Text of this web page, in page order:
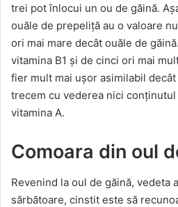
trei pot înlocui un ou de găină.
ouăle de prepeliță au o valoare
ori mai mare decât ouăle de
vitamina B1 și de cinci ori mai
fier mult mai ușor asimilabil
trecem cu vederea nici
vitamina A.
Comoara din oul
Revenind la oul de găină, vedeta
sărbătoare, cinstit este să